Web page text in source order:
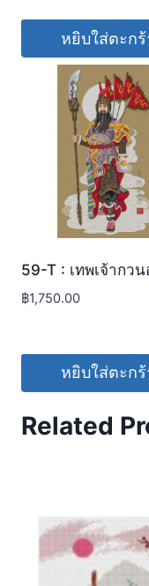
หยิบใส่ตะกร้
59-T : เทพเจ้ากวน
฿1,750.00
หยิบใส่ตะกร้
Related